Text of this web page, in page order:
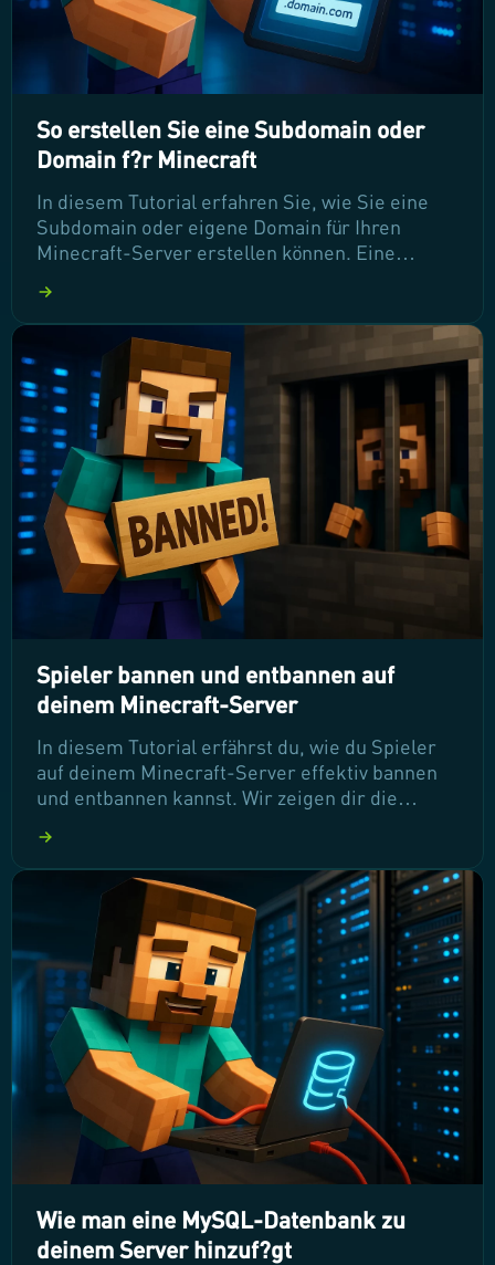
So erstellen Sie eine Subdomain oder
Domain f?r Minecraft
In diesem Tutorial erfahren Sie, wie Sie eine
Subdomain oder eigene Domain für Ihren
Minecraft-Server erstellen können. Eine
Spielern den Zugang und verbessert die
Organisation Ihres Servers. Folgen Sie unserer
Schritt-für-Schritt-Anleitung, um Ihre eigene
Subdomain einzurichten und die
Spielerfahrung zu optimieren.
Spieler bannen und entbannen auf
deinem Minecraft-Server
In diesem Tutorial erfährst du, wie du Spieler
auf deinem Minecraft-Server effektiv bannen
und entbannen kannst. Wir zeigen dir die
Störenfriede zu entfernen und gleichzeitig faire
Bedingungen für alle Spieler zu schaffen. Lass
uns gleich loslegen, damit dein Server ein
angenehmes Spielerlebnis bietet!
Wie man eine MySQL-Datenbank zu
deinem Server hinzuf?gt